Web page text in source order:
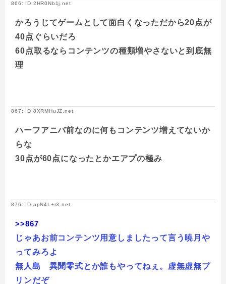
866: ID:2HR0Nb1j.net
かろうじてゲームとして面白くなっただから20点が
40点ぐらいだろ
60点取るならコンテンツの種類増やさないと到底無
理
867: ID:8XRMHuJZ.net
ハーフアニバ前なのに何もコンテンツ増えてないか
らな
30点が60点になったとかエアプの極み
876: ID:apN4L+r3.net
>>867
じゃあお前コンテンツ用意しましたって言う暁月や
ってみろよ
無人島 異聞零式とか誰もやってねぇ。虚無虚無プ
リンだぞ